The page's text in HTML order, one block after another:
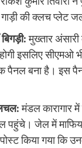
की क्लच प्लेट
बिगड़ी:मुख्तार
होगी इसलिए
बना है। इस
मंडल कारागार
पहुंचे। जेल में
किया गया